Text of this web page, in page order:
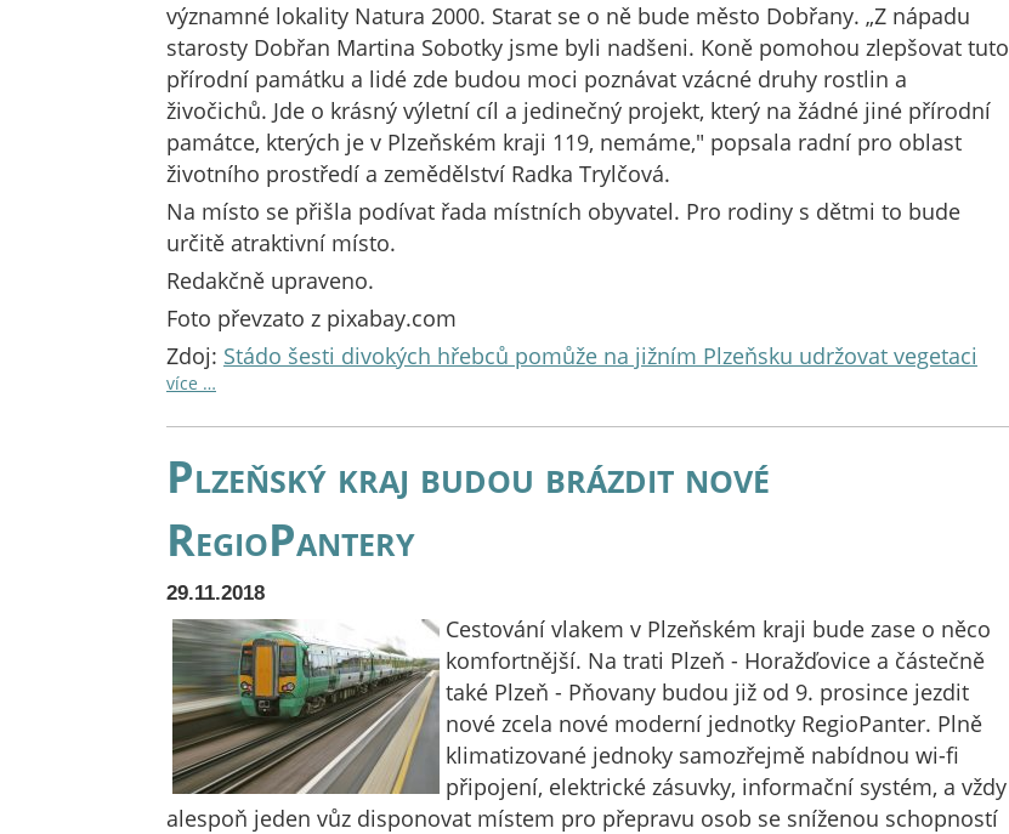
významné lokality Natura 2000. Starat se o ně bude město Dobřany. „Z nápadu
starosty Dobřan Martina Sobotky jsme byli nadšeni. Koně pomohou zlepšovat tuto
přírodní památku a lidé zde budou moci poznávat vzácné druhy rostlin a
živočichů. Jde o krásný výletní cíl a jedinečný projekt, který na žádné jiné přírodní
památce, kterých je v Plzeňském kraji 119, nemáme," popsala radní pro oblast
životního prostředí a zemědělství Radka Trylčová.
Na místo se přišla podívat řada místních obyvatel. Pro rodiny s dětmi to bude
určitě atraktivní místo.
Redakčně upraveno.
Foto převzato z pixabay.com
Zdoj: Stádo šesti divokých hřebců pomůže na jižním Plzeňsku udržovat vegetaci
více …
Plzeňský kraj budou brázdit nové
RegioPantery
29.11.2018
Cestování vlakem v Plzeňském kraji bude zase o něco
komfortnější. Na trati Plzeň - Horažďovice a částečně
také Plzeň - Pňovany budou již od 9. prosince jezdit
nové zcela nové moderní jednotky RegioPanter. Plně
klimatizované jednoky samozřejmě nabídnou wi-fi
připojení, elektrické zásuvky, informační systém, a vždy
alespoň jeden vůz disponovat místem pro přepravu osob se sníženou schopností